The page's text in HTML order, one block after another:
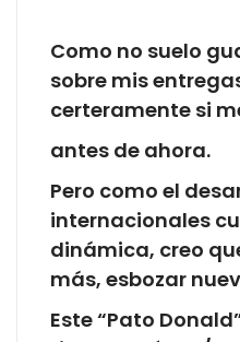
Como no suelo
sobre mis
certeramente si
antes de ahora.
Pero como el
internacionales
dinámica, creo
más, esbozar
Este “Pato